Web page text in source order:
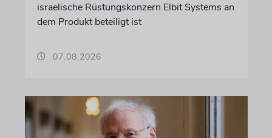
israelische Rüstungskonzern Elbit Systems an
dem Produkt beteiligt ist
07.08.2026